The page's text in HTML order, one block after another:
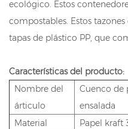
ecológico. Estos
compostables. Estos
tapas de plástico PP, que
Características del producto:
Nombre del
árticulo
Cuenco de
ensalada
Material
Papel kraft